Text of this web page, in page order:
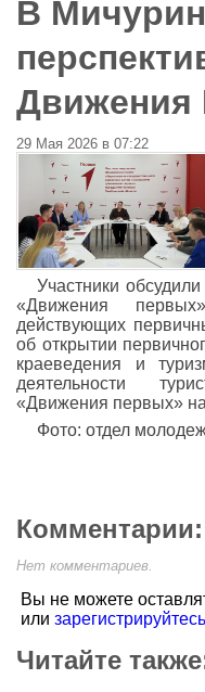
В
Движения
29 Мая 2026 в 07:22
Участники
«Движения
действующих
об открытии
краеведения и
деятельности
«Движения первых»
Фото: отдел
Комментарии:
Нет комментариев.
Вы не можете
или зарегистрируйтесь
Читайте